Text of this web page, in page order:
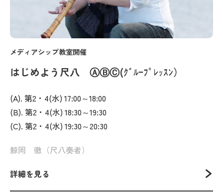
メディアシップ教室開催
はじめよう尺八 ⒶⒷⒸ(ｸﾞﾙｰﾌﾟﾚｯｽﾝ）
(A). 第2・4(水) 17:00～18:00
(B). 第2・4(水) 18:30～19:30
(C). 第2・4(水) 19:30～20:30
鯨岡 徹（尺八奏者）
詳細を見る